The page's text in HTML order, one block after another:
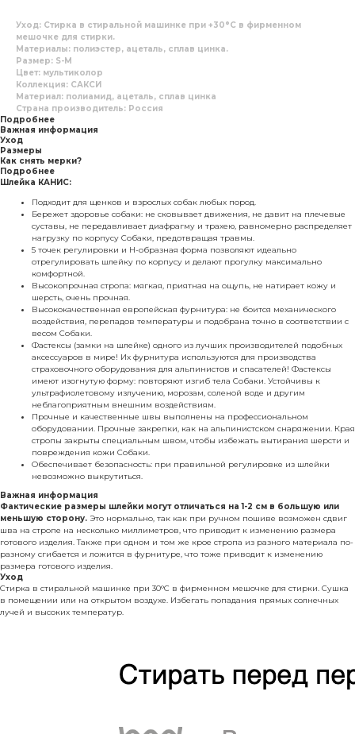
Уход: Стирка в стиральной машинке при +30°C в фирменном
мешочке для стирки.
Материалы: полиэстер, ацеталь, сплав цинка.
Размер: S-M
Цвет: мультиколор
Коллекция: САКСИ
Материал: полиамид, ацеталь, сплав цинка
Страна производитель: Россия
Подробнее
Важная информация
Уход
Размеры
Как снять мерки?
Подробнее
Шлейка КАНИС:
Подходит для щенков и взрослых собак любых пород.
Бережет здоровье собаки: не сковывает движения, не давит на плечевые
суставы, не передавливает диафрагму и трахею, равномерно распределяет
нагрузку по корпусу Собаки, предотвращая травмы.
5 точек регулировки и H-образная форма позволяют идеально
отрегулировать шлейку по корпусу и делают прогулку максимально
комфортной.
Высокопрочная стропа: мягкая, приятная на ощупь, не натирает кожу и
шерсть, очень прочная.
Высококачественная европейская фурнитура: не боится механического
воздействия, перепадов температуры и подобрана точно в соответствии с
весом Собаки.
Фастексы (замки на шлейке) одного из лучших производителей подобных
аксессуаров в мире! Их фурнитура используются для производства
страховочного оборудования для альпинистов и спасателей! Фастексы
имеют изогнутую форму: повторяют изгиб тела Собаки. Устойчивы к
ультрафиолетовому излучению, морозам, соленой воде и другим
неблагоприятным внешним воздействиям.
Прочные и качественные швы выполнены на профессиональном
оборудовании. Прочные закрепки, как на альпинистском снаряжении. Края
стропы закрыты специальным швом, чтобы избежать вытирания шерсти и
повреждения кожи Собаки.
Обеспечивает безопасность: при правильной регулировке из шлейки
невозможно выкрутиться.
Важная информация
Фактические размеры шлейки могут отличаться на 1-2 см в большую или
меньшую сторону. Это нормально, так как при ручном пошиве возможен сдвиг
шва на стропе на несколько миллиметров, что приводит к изменению размера
готового изделия. Также при одном и том же крое стропа из разного материала по-
разному сгибается и ложится в фурнитуре, что тоже приводит к изменению
размера готового изделия.
Уход
Стирка в стиральной машинке при 30°C в фирменном мешочке для стирки. Сушка
в помещении или на открытом воздухе. Избегать попадания прямых солнечных
лучей и высоких температур.